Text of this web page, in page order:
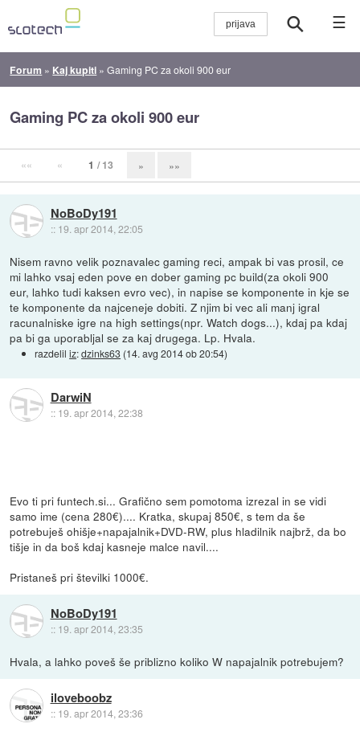
☰
Forum » Kaj kupiti »Gaming PC za okoli 900 eur
Gaming PC za okoli 900 eur
«« « 1 / 13 » »»
NoBoDy191
:: 19. apr 2014, 22:05
Nisem ravno velik poznavalec gaming reci, ampak bi vas prosil, ce
mi lahko vsaj eden pove en dober gaming pc build(za okoli 900
eur, lahko tudi kaksen evro vec), in napise se komponente in kje se
te komponente da najceneje dobiti. Z njim bi vec ali manj igral
racunalniske igre na high settings(npr. Watch dogs...), kdaj pa kdaj
pa bi ga uporabljal se za kaj drugega. Lp. Hvala.
razdeliliz:dzinks63 (14. avg 2014 ob 20:54)
DarwiN
:: 19. apr 2014, 22:38
Evo ti pri funtech.si... Grafično sem pomotoma izrezal in se vidi
samo ime (cena 280€).... Kratka, skupaj 850€, s tem da še
potrebuješ ohišje+napajalnik+DVD-RW, plus hladilnik najbrž, da bo
tišje in da boš kdaj kasneje malce navil....
Pristaneš pri številki 1000€.
NoBoDy191
:: 19. apr 2014, 23:35
Hvala, a lahko poveš še priblizno koliko W napajalnik potrebujem?
iloveboobz
:: 19. apr 2014, 23:36